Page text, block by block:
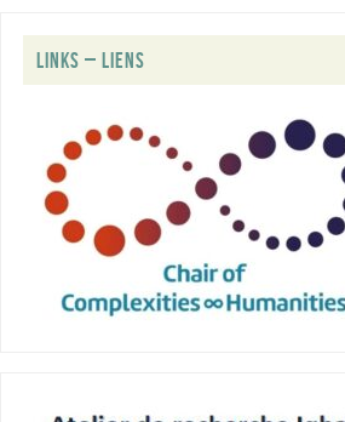
LINKS – LIENS